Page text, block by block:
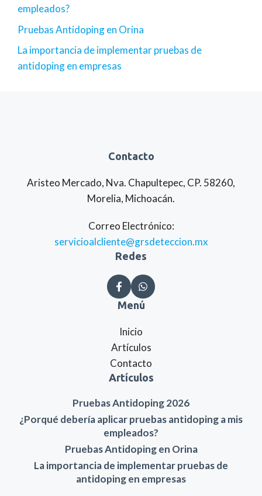
empleados?
Pruebas Antidoping en Orina
La importancia de implementar pruebas de
antidoping en empresas
Contacto
Aristeo Mercado, Nva. Chapultepec, CP. 58260,
Morelia, Michoacán.
Correo Electrónico:
servicioalcliente@grsdeteccion.mx
Redes
Menú
Inicio
Artículos
Contacto
Artículos
Pruebas Antidoping 2026
¿Porqué debería aplicar pruebas antidoping a mis
empleados?
Pruebas Antidoping en Orina
La importancia de implementar pruebas de
antidoping en empresas